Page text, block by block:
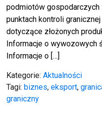
podmiotów gospodarczych
punktach kontroli
dotyczące złożonych
Informacje o wywozowych
Informacje o […]
Kategorie:Aktualności
Tagi:biznes,eksport,
graniczny